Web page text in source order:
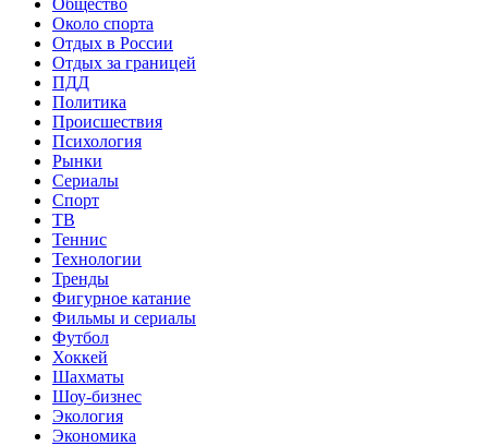
Около спорта
Отдых в России
Отдых за границей
ПДД
Политика
Происшествия
Психология
Рынки
Сериалы
Спорт
ТВ
Теннис
Технологии
Тренды
Фигурное катание
Фильмы и сериалы
Футбол
Хоккей
Шахматы
Шоу-бизнес
Экология
Экономика